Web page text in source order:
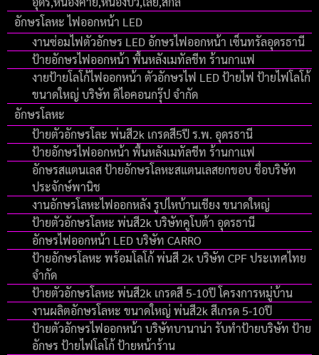
อักษรโลหะ ไฟออกหน้า LED
งานซ่อมไฟตัวอักษร LED อักษรไฟออกหน้า เซ็นทรัลอุดรธานี
ป้ายอักษรไฟออกหน้า พื้นหลังเมทัลชีท ร้านกาแฟ
งายป้ายโลโก้ไฟออกหน้า ตัวอักษรไฟ LED ป้ายไฟ ป้ายไฟโลโก้
ขนาดใหญ่ บริษัท ดิไอคอนกรุ๊ป จํากัด
อักษรโลหะ
ป้ายตัวอักษรโละ พ่นสี2k เกรดสี5ปี ร.พ. อุดรธานี
ป้ายอักษรไฟออกหน้า พื้นหลังเมทัลชีท ร้านกาแฟ
อักษรสแตนเลส ป้ายอักษรโลหะสแตนเลสยกขอบ ชื่อบริษัท
ประจักษ์พานิช
งานอักษรโลหะไฟออกหลัง รูปไหบ้านเชียง ขนาดใหญ่
ป้ายตัวอักษรโลหะ พ่นสี2k บริษัทคูโบต้า อุดรธานี
อักษรไฟออกหน้า LED บริษัท CARRO
ป้ายอักษรโลหะ พร้อมโลโก้ พ่นสี 2k บริษัท CPF ประเทศไทย
จำกัด
ป้ายตัวอักษรโลหะ พ่นสี2k เกรดสี 5-10ปี โครงการหมู่บ้าน
งานผลิตอักษรโลหะ ขนาดใหญ่ พ่นสี2k สีเกรด 5-10ปี
ป้ายตัวอักษรไฟออกหน้า บริษัทบานาน่า รับทำป้ายบริษัท ป้าย
อักษร ป้ายไฟโลโก้ ป้ายหน้าร้าน